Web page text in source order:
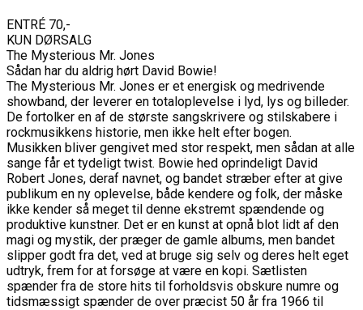
ENTRÉ 70,-
KUN DØRSALG
The Mysterious Mr. Jones
Sådan har du aldrig hørt David Bowie!
The Mysterious Mr. Jones er et energisk og medrivende
showband, der leverer en totaloplevelse i lyd, lys og billeder.
De fortolker en af de største sangskrivere og stilskabere i
rockmusikkens historie, men ikke helt efter bogen.
Musikken bliver gengivet med stor respekt, men sådan at alle
sange får et tydeligt twist. Bowie hed oprindeligt David
Robert Jones, deraf navnet, og bandet stræber efter at give
publikum en ny oplevelse, både kendere og folk, der måske
ikke kender så meget til denne ekstremt spændende og
produktive kunstner. Det er en kunst at opnå blot lidt af den
magi og mystik, der præger de gamle albums, men bandet
slipper godt fra det, ved at bruge sig selv og deres helt eget
udtryk, frem for at forsøge at være en kopi. Sætlisten
spænder fra de store hits til forholdsvis obskure numre og
tidsmæssigt spænder de over præcist 50 år fra 1966 til